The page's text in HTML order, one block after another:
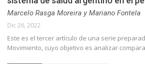
Marcelo Rasga Moreira y Mariano Fontela
Dic 26, 2022
Este es el tercer artículo de una serie
Movimiento, cuyo objetivo es analizar